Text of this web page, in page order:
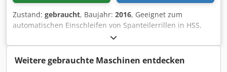
Zustand: gebraucht, Baujahr: 2016, Geeignet zum
automatischen Einschleifen von Spanteilerrillen in HSS,
Segmentkreissägen und HM Sägen. Zubehör: Steuerung
für automatischen Versatz der Schleifspindel,
Naßschliffeinrichtung, Dwodpfx Adoza Eahsxoa stufenlos
regelbare Arbeitsgeschwindigkeit, Maschinenleuchte, 1
Weitere gebrauchte Maschinen entdecken